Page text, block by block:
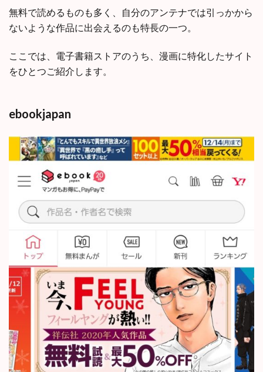
無料で読めるものも多く、自分のアンテナでは引っかから
ないような作品に出会えるのも特長の一つ。
ここでは、電子書籍ストアのうち、漫画に特化したサイト
をひとつご紹介します。
ebookjapan